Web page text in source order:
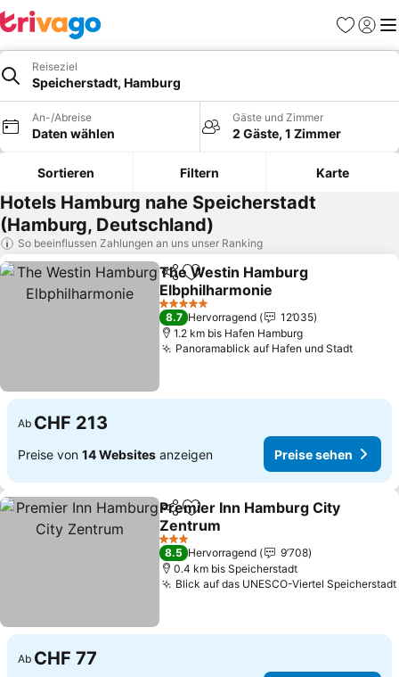
Favoriten
Reiseziel
Speicherstadt, Hamburg
An-/Abreise
Daten wählen
Gäste und Zimmer
2 Gäste, 1 Zimmer
Sortieren Filtern Karte
Hotels Hamburg nahe Speicherstadt
(Hamburg, Deutschland)
So beeinflussen Zahlungen an uns unser Ranking
TeilenZu Favoriten hinzufügen
The Westin Hamburg
Elbphilharmonie
5 Sterne
8.7 Hervorragend
12’035
1.2 km bis Hafen Hamburg
Panoramablick auf Hafen und Stadt
Ab CHF 213
Preise von 14 Websites anzeigen Preise sehen
TeilenZu Favoriten hinzufügen
Premier Inn Hamburg City
Zentrum
3 Sterne
8.5 Hervorragend
9’708
0.4 km bis Speicherstadt
Blick auf das UNESCO-Viertel Speicherstadt
Ab CHF 77